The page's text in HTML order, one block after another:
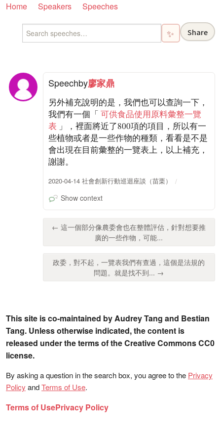
Home Speakers Speeches
✨ Share
Speechby廖家鼎
另外補充說明的是，我們也可以查詢一下，
我們有一個「可供食品使用原料彙整一覽
表 」，裡面將近了800項的項目，所以有一
些植物或者是一些作物的種類，看看是不是
會出現在目前彙整的一覽表上，以上補充，
謝謝。
2020-04-14 社會創新行動巡迴座談（苗栗）
Show context
← 這一個部分像農委會也在整體評估，針對想要推
廣的一些作物，可能...
政委，對不起，一覽表我們有查過，這個是法規的
問題。就是找不到... →
This site is co-maintained by Audrey Tang and Bestian
Tang. Unless otherwise indicated, the content is
released under the terms of the Creative Commons CC0
license.
By asking a question in the search box, you agree to the Privacy
Policy andTerms of Use.
Terms of UsePrivacy Policy